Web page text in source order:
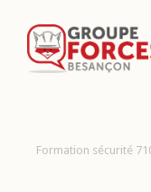
Formation sécurité